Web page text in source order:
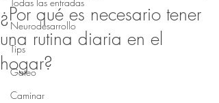
Todas las entradas
Neurodesarrollo
Tips
Gateo
Caminar
¿Por qué es necesario tener
una rutina diaria en el
hogar?